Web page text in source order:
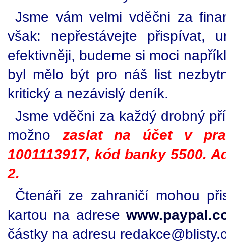
Jsme vám velmi vděčni za
však: nepřestávejte přispívat,
efektivněji, budeme si moci
byl mělo být pro náš list
kritický a nezávislý deník.
Jsme vděčni za každý drobný
možno zaslat na účet v
1001113917, kód banky 5500.
2.
Čtenáři ze zahraničí mohou
kartou na adrese
částky na adresu